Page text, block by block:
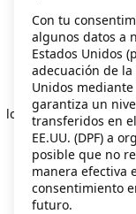
Application error:
loading
Con tu
algunos datos a
Estados Unidos
adecuación de la
Unidos
garantiza un
transferidos en
EE.UU. (DPF) a
posible que no
manera efectiva
consentimiento
futuro.